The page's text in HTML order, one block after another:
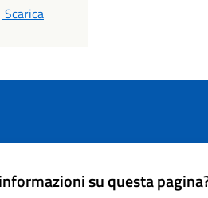
PDF
Scarica
su questa